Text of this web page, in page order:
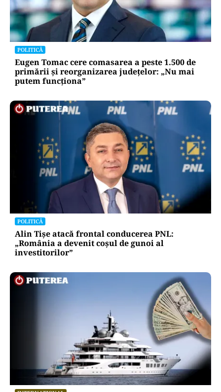
POLITICĂ
Eugen Tomac cere comasarea a peste 1.500 de
primării și reorganizarea județelor: „Nu mai
putem funcționa”
POLITICĂ
Alin Tișe atacă frontal conducerea PNL:
„România a devenit coșul de gunoi al
investitorilor”